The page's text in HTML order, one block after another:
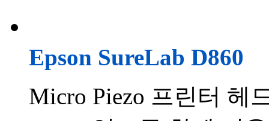
Epson SureLab D860
Micro Piezo 프린터 헤